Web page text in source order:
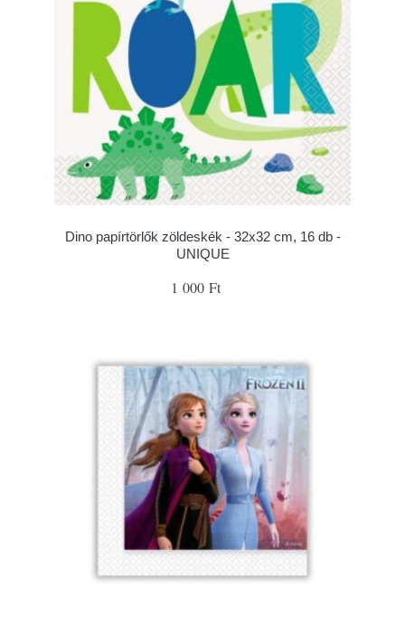
Dino papírtörlők zöldeskék - 32x32 cm, 16 db -
UNIQUE
1 000 Ft